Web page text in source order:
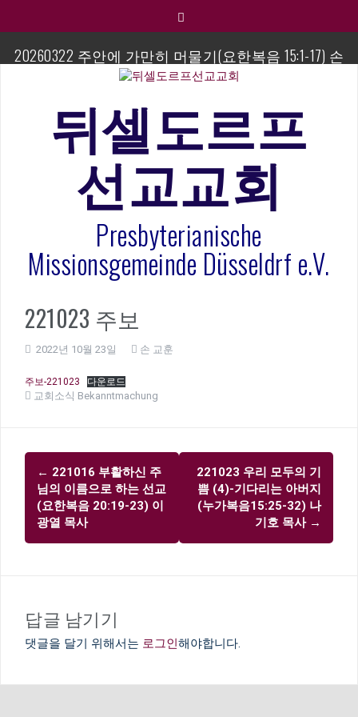
20260322 주안에 가만히 머물기(요한복음 15:1-17) 손
교훈목사
섬김이 세미나
김태희 자매 졸업연주
2023년 어린이 주일 유초등부 발표
라합3 나라 봉헌송
그리스도인의 생활영성 1기 수료식
뒤셀도르프
선교교회
Presbyterianische
Missionsgemeinde Düsseldrf e.V.
221023 주보
2022년 10월 23일 손 교훈
주보-221023 다운로드
교회소식 Bekanntmachung
글
내
비
게
← 221016 부활하신 주
님의 이름으로 하는 선교
(요한복음 20:19-23) 이
광열 목사
221023 우리 모두의 기
쁨 (4)-기다리는 아버지
(누가복음15:25-32) 나
기호 목사 →
답글 남기기
댓글을 달기 위해서는 로그인해야합니다.